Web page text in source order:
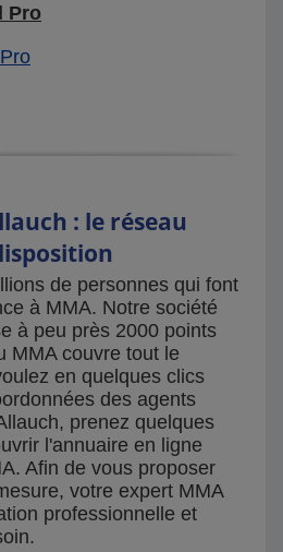
Pro
: le réseau
de personnes qui font
à MMA. Notre société
à peu près 2000 points
MMA couvre tout le
en quelques clics
des agents
prenez quelques
l'annuaire en ligne
Afin de vous proposer
votre expert MMA
professionnelle et